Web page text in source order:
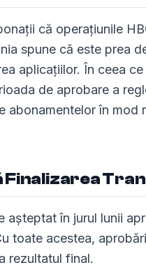
că operațiunile
spune că este prea
aplicațiilor. În ceea
de aprobare a
abonamentelor în
Finalizarea
în jurul lunii
toate acestea,
rezultatul final.